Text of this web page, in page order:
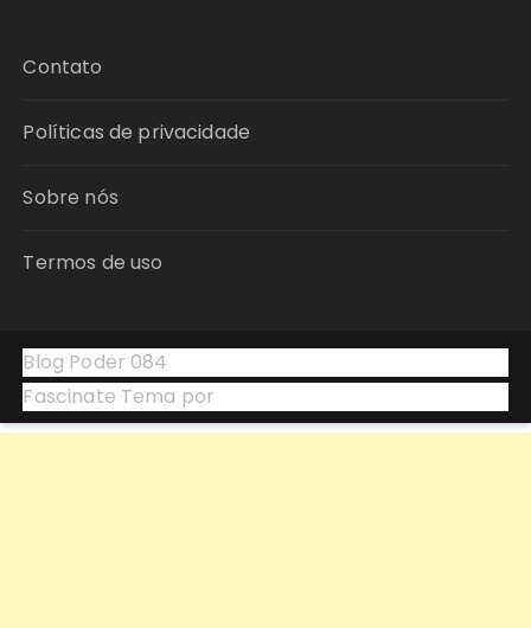
Contato
Políticas de privacidade
Sobre nós
Termos de uso
Blog Poder 084
Fascinate Tema por